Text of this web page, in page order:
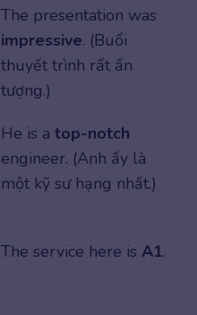
The presentation was
impressive. (Buổi
thuyết trình rất ấn
tượng.)
He is a top-notch
engineer. (Anh ấy là
một kỹ sư hạng nhất.)
The service here is A1.